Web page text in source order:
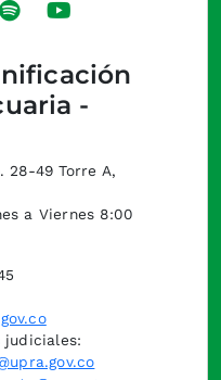
-
28-49 Torre A,
a Viernes 8:00
judiciales: